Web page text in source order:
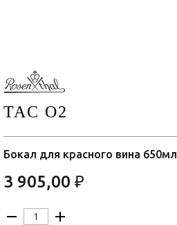
TAC O2
Бокал для красного вина 650мл
3 905,00 ₽